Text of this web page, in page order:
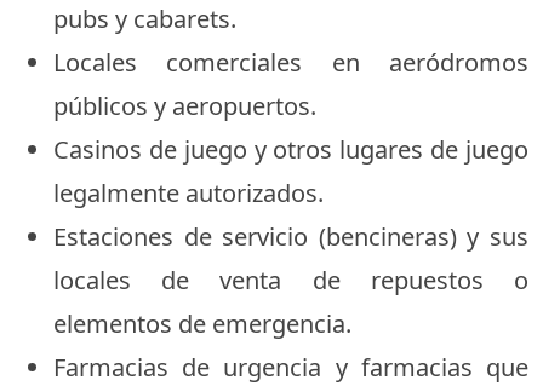
pubs y cabarets.
Locales comerciales en aeródromos
públicos y aeropuertos.
Casinos de juego y otros lugares de juego
legalmente autorizados.
Estaciones de servicio (bencineras) y sus
locales de venta de repuestos o
elementos de emergencia.
Farmacias de urgencia y farmacias que